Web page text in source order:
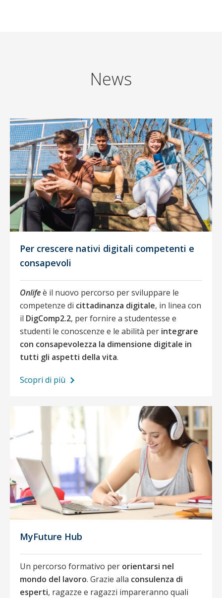
News
Per crescere nativi digitali competenti e
consapevoli
Onlifeè il nuovo percorso per sviluppare le
competenze di cittadinanza digitale, in linea con
il DigComp2.2, per fornire a studentesse e
studenti le conoscenze e le abilità per integrare
con consapevolezza la dimensione digitale in
tutti gli aspetti della vita.
Scopri di più
MyFuture Hub
Un percorso formativo per orientarsi nel
mondo del lavoro. Grazie alla consulenza di
esperti, ragazze e ragazzi impareranno quali